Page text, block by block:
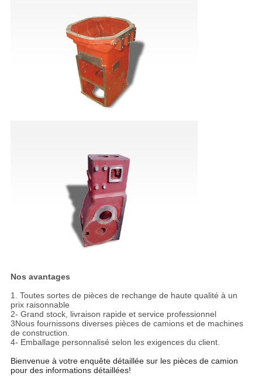
Nos avantages
1. Toutes sortes de pièces de rechange de haute qualité à un
prix raisonnable
2- Grand stock, livraison rapide et service professionnel
3Nous fournissons diverses pièces de camions et de machines
de construction.
4- Emballage personnalisé selon les exigences du client.
Bienvenue à votre enquête détaillée sur les pièces de camion
pour des informations détaillées!